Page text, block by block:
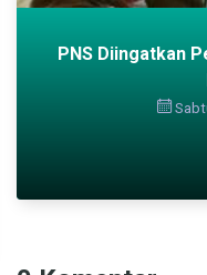
PNS Diingatkan